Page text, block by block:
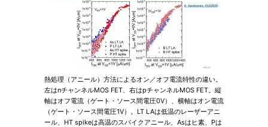
熱処理（アニール）方法によるオン／オフ電流特性の違い。
左はnチャンネルMOS FET、右はpチャンネルMOS FET。縦
軸はオフ電流（ゲート・ソース間電圧0V）、横軸はオン電流
（ゲート・ソース間電圧1V）。LT LAは低温のレーザーアニ
ール、HT spikeは高温のスパイクアニール、Asはヒ素、Pは